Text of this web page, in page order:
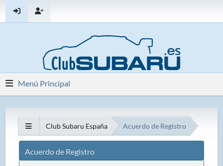
Menú Principal
Club Subaru España Acuerdo de Registro
Acuerdo de Registro